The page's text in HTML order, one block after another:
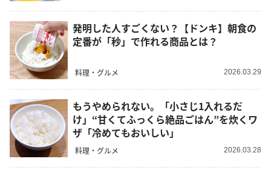
発明した人すごくない？【ドンキ】朝食の
定番が「秒」で作れる商品とは？
料理・グルメ 2026.03.29
もうやめられない。「小さじ1入れるだ
け」“甘くてふっくら絶品ごはん”を炊くワ
ザ「冷めてもおいしい」
料理・グルメ 2026.03.28